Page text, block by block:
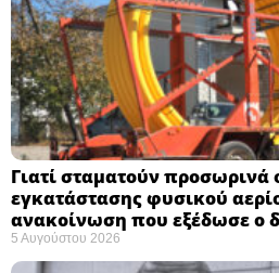
Γιατί σταματούν προσωρινά
εγκατάστασης φυσικού
ανακοίνωση που εξέδωσε ο
5 Αυγούστου 2026